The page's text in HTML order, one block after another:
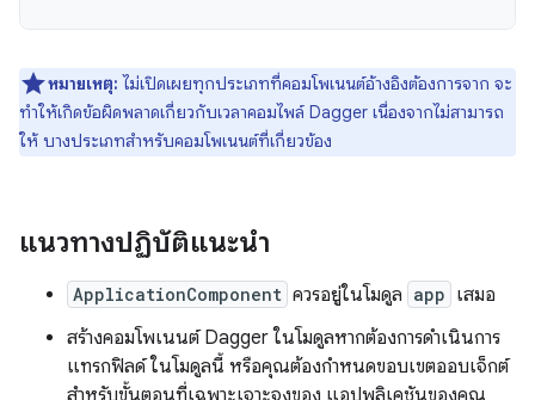
หมายเหตุ: ไม่เปิดเผยทุกประเภทที่คอมโพเนนต์อ้างอิงต้องการจาก จะ
ทำให้เกิดข้อผิดพลาดเกี่ยวกับเวลาคอมไพล์ Dagger เนื่องจากไม่สามารถ
ให้ บางประเภทสำหรับคอมโพเนนต์ที่เกี่ยวข้อง
แนวทางปฏิบัติแนะนำ
ApplicationComponent ควรอยู่ในโมดูล app เสมอ
สร้างคอมโพเนนต์ Dagger ในโมดูลหากต้องการดำเนินการ
แทรกฟิลด์ ในโมดูลนี้ หรือคุณต้องกำหนดขอบเขตออบเจ็กต์
สำหรับขั้นตอนที่เฉพาะเจาะจงของ แอปพลิเคชันของคุณ